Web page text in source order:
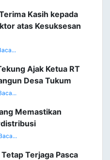
Kasih kepada
atas Kesuksesan
Ajak Ketua RT
Desa Tukum
Memastikan
Terjaga Pasca